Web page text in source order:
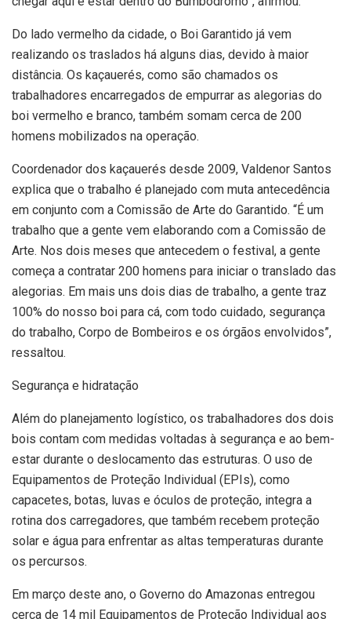
Do lado vermelho da cidade, o Boi Garantido já vem
realizando os traslados há alguns dias, devido à maior
distância. Os kaçauerés, como são chamados os
trabalhadores encarregados de empurrar as alegorias do
boi vermelho e branco, também somam cerca de 200
homens mobilizados na operação.
Coordenador dos kaçauerés desde 2009, Valdenor Santos
explica que o trabalho é planejado com muta antecedência
em conjunto com a Comissão de Arte do Garantido. “É um
trabalho que a gente vem elaborando com a Comissão de
Arte. Nos dois meses que antecedem o festival, a gente
começa a contratar 200 homens para iniciar o translado das
alegorias. Em mais uns dois dias de trabalho, a gente traz
100% do nosso boi para cá, com todo cuidado, segurança
do trabalho, Corpo de Bombeiros e os órgãos envolvidos”,
ressaltou.
Segurança e hidratação
Além do planejamento logístico, os trabalhadores dos dois
bois contam com medidas voltadas à segurança e ao bem-
estar durante o deslocamento das estruturas. O uso de
Equipamentos de Proteção Individual (EPIs), como
capacetes, botas, luvas e óculos de proteção, integra a
rotina dos carregadores, que também recebem proteção
solar e água para enfrentar as altas temperaturas durante
os percursos.
Em março deste ano, o Governo do Amazonas entregou
cerca de 14 mil Equipamentos de Proteção Individual aos